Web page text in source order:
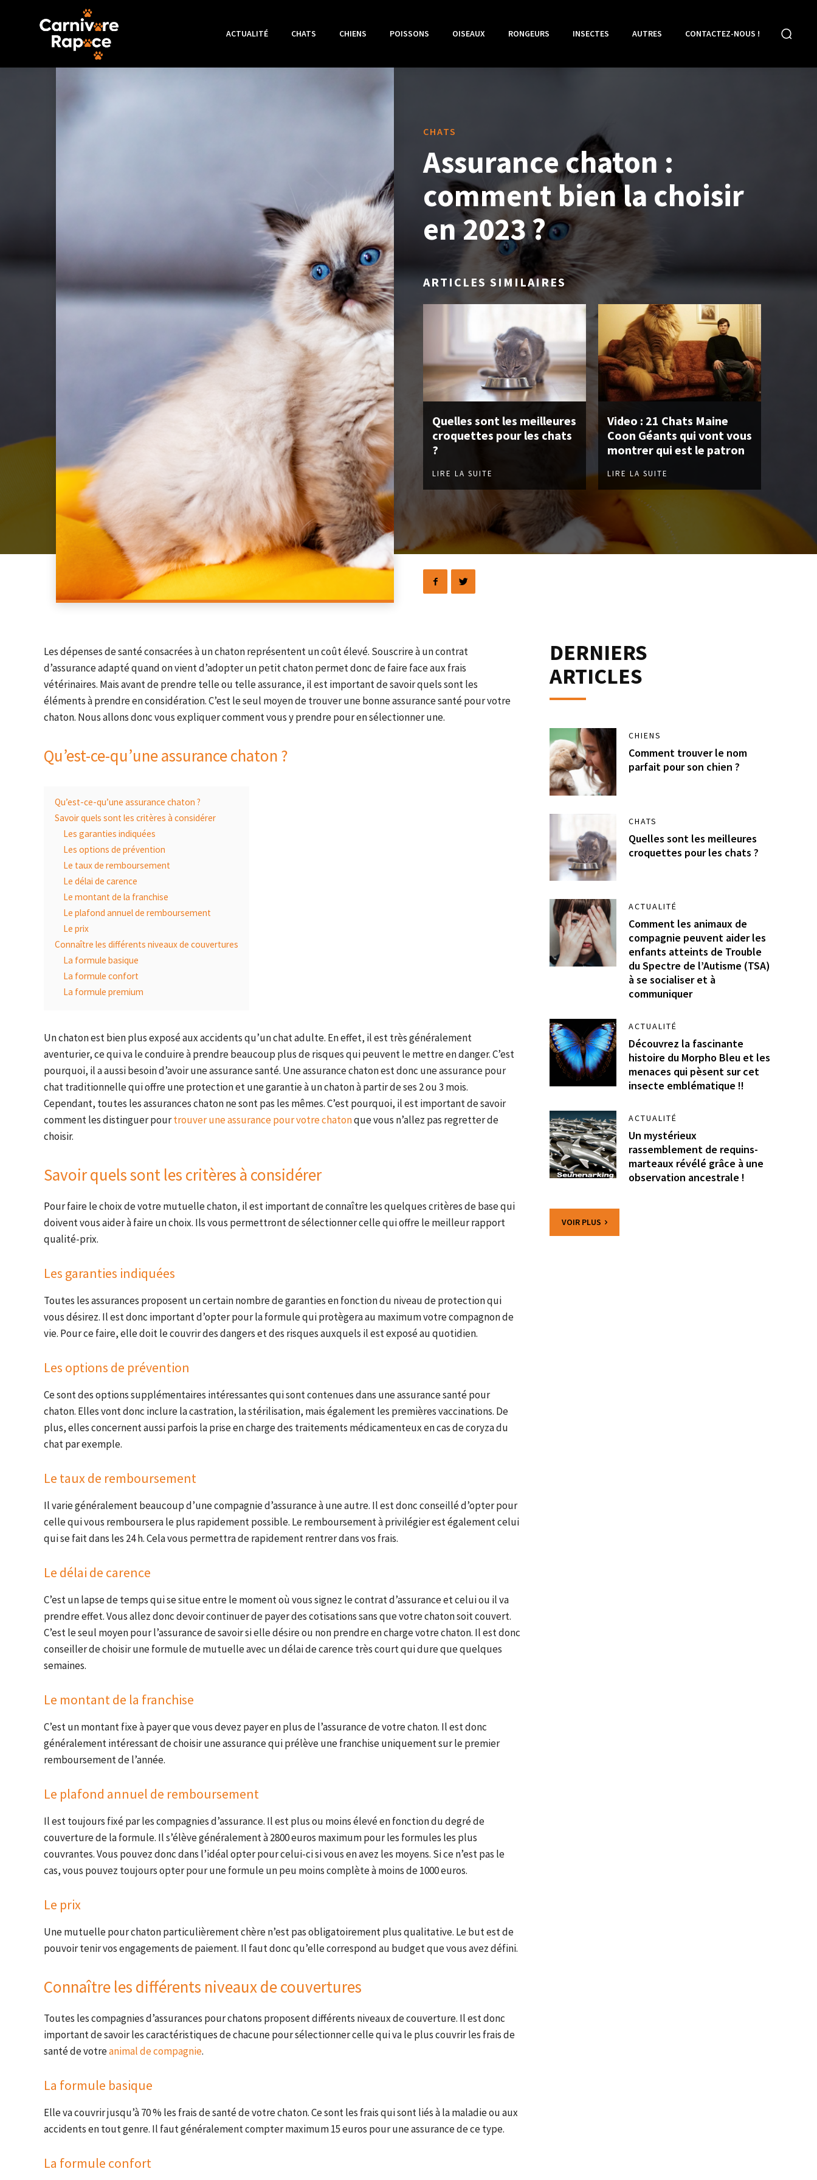
ACTUALITÉ CHATS CHIENS POISSONS OISEAUX RONGEURS INSECTES AUTRES CONTACTEZ-NOUS !
CHATS
Assurance chaton :
comment bien la choisir
en 2023 ?
ARTICLES SIMILAIRES
Quelles sont les meilleures
croquettes pour les chats
?
LIRE LA SUITE
Video : 21 Chats Maine
Coon Géants qui vont vous
montrer qui est le patron
LIRE LA SUITE
Les dépenses de santé consacrées à un chaton représentent un coût élevé. Souscrire à un contrat
d’assurance adapté quand on vient d’adopter un petit chaton permet donc de faire face aux frais
vétérinaires. Mais avant de prendre telle ou telle assurance, il est important de savoir quels sont les
éléments à prendre en considération. C’est le seul moyen de trouver une bonne assurance santé pour votre
chaton. Nous allons donc vous expliquer comment vous y prendre pour en sélectionner une.
Qu’est-ce-qu’une assurance chaton ?
Qu’est-ce-qu’une assurance chaton ?
Savoir quels sont les critères à considérer
Les garanties indiquées
Les options de prévention
Le taux de remboursement
Le délai de carence
Le montant de la franchise
Le plafond annuel de remboursement
Le prix
Connaître les différents niveaux de couvertures
La formule basique
La formule confort
La formule premium
Un chaton est bien plus exposé aux accidents qu’un chat adulte. En effet, il est très généralement
aventurier, ce qui va le conduire à prendre beaucoup plus de risques qui peuvent le mettre en danger. C’est
pourquoi, il a aussi besoin d’avoir une assurance santé. Une assurance chaton est donc une assurance pour
chat traditionnelle qui offre une protection et une garantie à un chaton à partir de ses 2 ou 3 mois.
Cependant, toutes les assurances chaton ne sont pas les mêmes. C’est pourquoi, il est important de savoir
comment les distinguer pourtrouver une assurance pour votre chatonque vous n’allez pas regretter de
choisir.
Savoir quels sont les critères à considérer
Pour faire le choix de votre mutuelle chaton, il est important de connaître les quelques critères de base qui
doivent vous aider à faire un choix. Ils vous permettront de sélectionner celle qui offre le meilleur rapport
qualité-prix.
Les garanties indiquées
Toutes les assurances proposent un certain nombre de garanties en fonction du niveau de protection qui
vous désirez. Il est donc important d’opter pour la formule qui protègera au maximum votre compagnon de
vie. Pour ce faire, elle doit le couvrir des dangers et des risques auxquels il est exposé au quotidien.
Les options de prévention
Ce sont des options supplémentaires intéressantes qui sont contenues dans une assurance santé pour
chaton. Elles vont donc inclure la castration, la stérilisation, mais également les premières vaccinations. De
plus, elles concernent aussi parfois la prise en charge des traitements médicamenteux en cas de coryza du
chat par exemple.
Le taux de remboursement
Il varie généralement beaucoup d’une compagnie d’assurance à une autre. Il est donc conseillé d’opter pour
celle qui vous remboursera le plus rapidement possible. Le remboursement à privilégier est également celui
qui se fait dans les 24 h. Cela vous permettra de rapidement rentrer dans vos frais.
Le délai de carence
C’est un lapse de temps qui se situe entre le moment où vous signez le contrat d’assurance et celui ou il va
prendre effet. Vous allez donc devoir continuer de payer des cotisations sans que votre chaton soit couvert.
C’est le seul moyen pour l’assurance de savoir si elle désire ou non prendre en charge votre chaton. Il est donc
conseiller de choisir une formule de mutuelle avec un délai de carence très court qui dure que quelques
semaines.
Le montant de la franchise
C’est un montant fixe à payer que vous devez payer en plus de l’assurance de votre chaton. Il est donc
généralement intéressant de choisir une assurance qui prélève une franchise uniquement sur le premier
remboursement de l’année.
Le plafond annuel de remboursement
Il est toujours fixé par les compagnies d’assurance. Il est plus ou moins élevé en fonction du degré de
couverture de la formule. Il s’élève généralement à 2800 euros maximum pour les formules les plus
couvrantes. Vous pouvez donc dans l’idéal opter pour celui-ci si vous en avez les moyens. Si ce n’est pas le
cas, vous pouvez toujours opter pour une formule un peu moins complète à moins de 1000 euros.
Le prix
Une mutuelle pour chaton particulièrement chère n’est pas obligatoirement plus qualitative. Le but est de
pouvoir tenir vos engagements de paiement. Il faut donc qu’elle correspond au budget que vous avez défini.
Connaître les différents niveaux de couvertures
Toutes les compagnies d’assurances pour chatons proposent différents niveaux de couverture. Il est donc
important de savoir les caractéristiques de chacune pour sélectionner celle qui va le plus couvrir les frais de
santé de votreanimal de compagnie.
La formule basique
Elle va couvrir jusqu’à 70 % les frais de santé de votre chaton. Ce sont les frais qui sont liés à la maladie ou aux
accidents en tout genre. Il faut généralement compter maximum 15 euros pour une assurance de ce type.
La formule confort
DERNIERS
ARTICLES
CHIENS
Comment trouver le nom
parfait pour son chien ?
CHATS
Quelles sont les meilleures
croquettes pour les chats ?
ACTUALITÉ
Comment les animaux de
compagnie peuvent aider les
enfants atteints de Trouble
du Spectre de l’Autisme (TSA)
à se socialiser et à
communiquer
ACTUALITÉ
Découvrez la fascinante
histoire du Morpho Bleu et les
menaces qui pèsent sur cet
insecte emblématique !!
ACTUALITÉ
Un mystérieux
rassemblement de requins-
marteaux révélé grâce à une
observation ancestrale !
VOIR PLUS